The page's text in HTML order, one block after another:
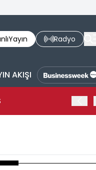
Yayın Radyo
AKIŞI